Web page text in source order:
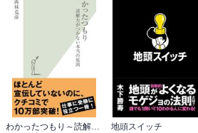
わかったつもり～読解力がつかない本当の原因～
地頭スイッチ